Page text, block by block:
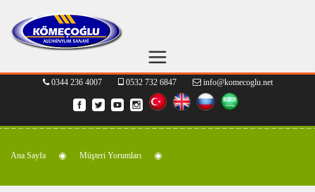
0344 236 4007 0532 732 6847 info@komecoglu.net
Ana Sayfa Müşteri Yorumları